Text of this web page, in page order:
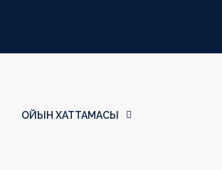
ОЙЫН ХАТТАМАСЫ